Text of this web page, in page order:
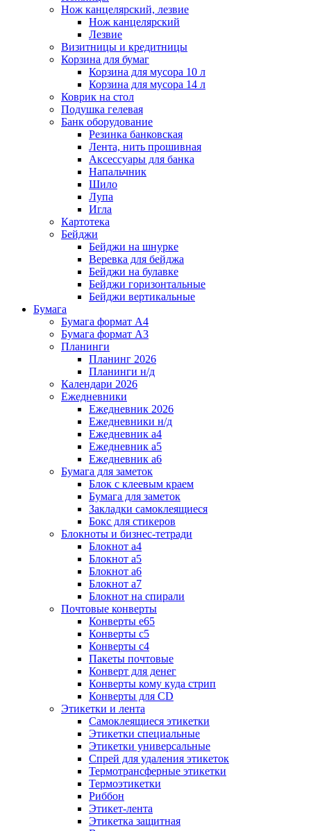
Нож канцелярский, лезвие
Нож канцелярский
Лезвие
Визитницы и кредитницы
Корзина для бумаг
Корзина для мусора 10 л
Корзина для мусора 14 л
Коврик на стол
Подушка гелевая
Банк оборудование
Резинка банковская
Лента, нить прошивная
Аксессуары для банка
Напальчник
Шило
Лупа
Игла
Картотека
Бейджи
Бейджи на шнурке
Веревка для бейджа
Бейджи на булавке
Бейджи горизонтальные
Бейджи вертикальные
Бумага
Бумага формат А4
Бумага формат А3
Планинги
Планинг 2026
Планинги н/д
Календари 2026
Ежедневники
Ежедневник 2026
Ежедневники н/д
Ежедневник а4
Ежедневник а5
Ежедневник а6
Бумага для заметок
Блок с клеевым краем
Бумага для заметок
Закладки самоклеящиеся
Бокс для стикеров
Блокноты и бизнес-тетради
Блокнот а4
Блокнот а5
Блокнот а6
Блокнот а7
Блокнот на спирали
Почтовые конверты
Конверты е65
Конверты с5
Конверты с4
Пакеты почтовые
Конверт для денег
Конверты кому куда стрип
Конверты для CD
Этикетки и лента
Самоклеящиеся этикетки
Этикетки специальные
Этикетки универсальные
Спрей для удаления этикеток
Термотрансферные этикетки
Термоэтикетки
Риббон
Этикет-лента
Этикетка защитная